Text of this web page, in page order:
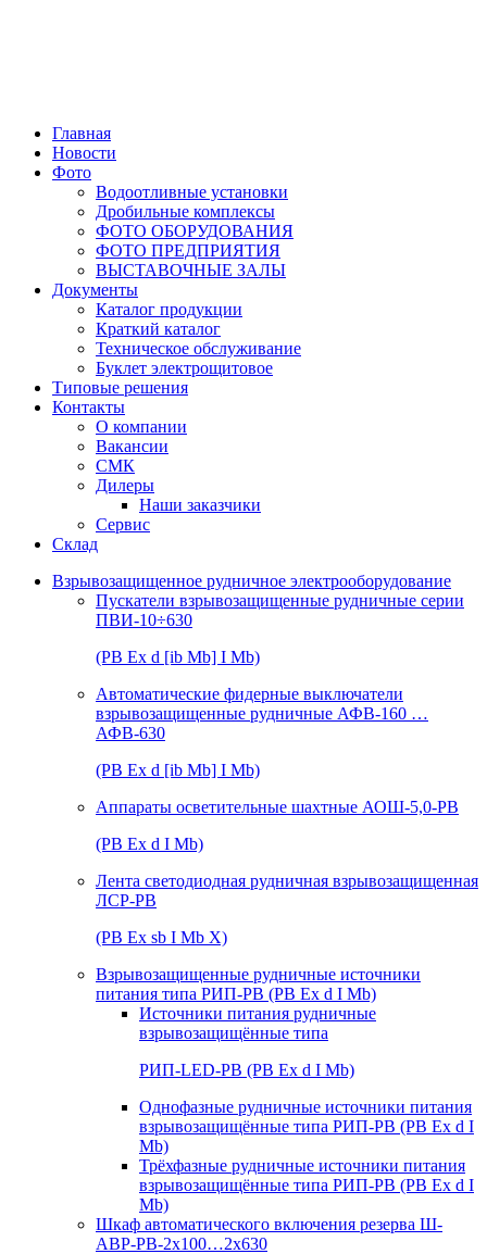
Главная
Новости
Фото
Водоотливные установки
Дробильные комплексы
ФОТО ОБОРУДОВАНИЯ
ФОТО ПРЕДПРИЯТИЯ
ВЫСТАВОЧНЫЕ ЗАЛЫ
Документы
Каталог продукции
Краткий каталог
Техническое обслуживание
Буклет электрощитовое
Типовые решения
Контакты
О компании
Вакансии
СМК
Дилеры
Наши заказчики
Сервис
Склад
Взрывозащищенное рудничное электрооборудование
Пускатели взрывозащищенные рудничные серии
ПВИ-10÷630
(РВ Ex d [ib Mb] I Mb)
Автоматические фидерные выключатели
взрывозащищенные рудничные АФВ-160 …
АФВ-630
(РВ Ex d [ib Mb] I Mb)
Аппараты осветительные шахтные АОШ-5,0-РВ
(РВ Ex d I Mb)
Лента светодиодная рудничная взрывозащищенная
ЛСР-РВ
(РВ Ex sb I Mb Х)
Взрывозащищенные рудничные источники
питания типа РИП-РВ (РВ Ex d I Mb)
Источники питания рудничные
взрывозащищённые типа
РИП-LED-РВ (РВ Ex d I Mb)
Однофазные рудничные источники питания
взрывозащищённые типа РИП-РВ (РВ Ex d I
Mb)
Трёхфазные рудничные источники питания
взрывозащищённые типа РИП-РВ (РВ Ex d I
Mb)
Шкаф автоматического включения резерва Ш-
АВР-РВ-2х100…2х630